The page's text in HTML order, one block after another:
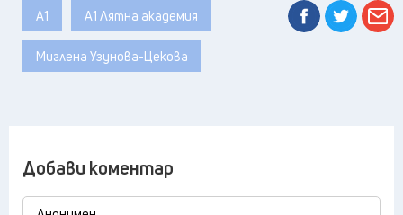
А1 А1 Лятна академия
Миглена Узунова-Цекова
Добави коментар